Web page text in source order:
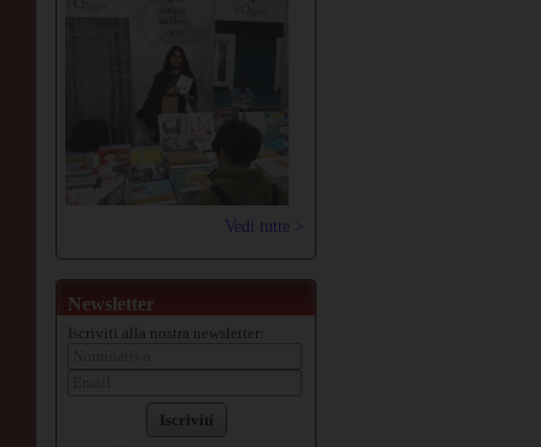
Vedi tutte >
Newsletter
Iscriviti alla nostra newsletter:
Iscriviti